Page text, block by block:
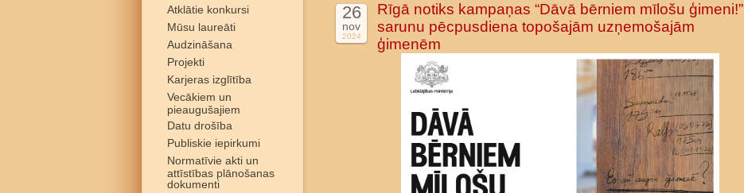
Atklātie konkursi
Mūsu laureāti
Audzināšana
Projekti
Karjeras izglītība
Vecākiem un
pieaugušajiem
Datu drošība
Publiskie iepirkumi
Normatīvie akti un
attīstības plānošanas
dokumenti
26
nov
2024
Rīgā notiks kampaņas “Dāvā bērniem mīlošu ģimeni!”
sarunu pēcpusdiena topošajām uzņemošajām
ģimenēm